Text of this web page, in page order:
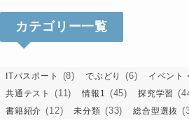
カテゴリー一覧
ITパスポート (8) でぶどり (6) イベント
共通テスト (11) 情報1 (45) 探究学習
書籍紹介 (12) 未分類 (33) 総合型選抜